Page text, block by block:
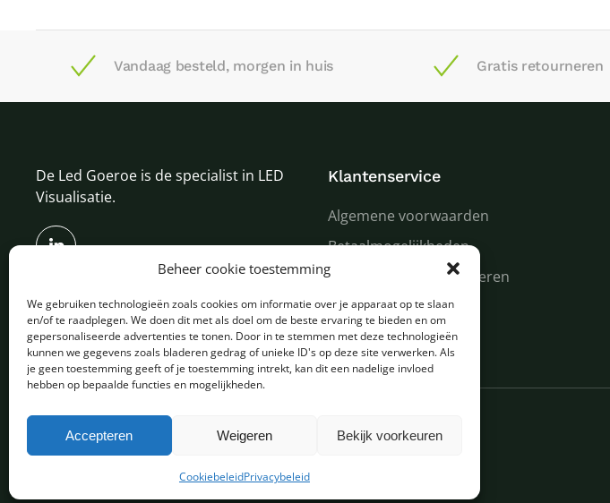
Beheer cookie toestemming
We gebruiken technologieën zoals cookies om informatie over je apparaat op te slaan
en/of te raadplegen. We doen dit met als doel om de beste ervaring te bieden en om
gepersonaliseerde advertenties te tonen. Door in te stemmen met deze technologieën
kunnen we gegevens zoals bladeren gedrag of unieke ID's op deze site verwerken. Als
je geen toestemming geeft of je toestemming intrekt, kan dit een nadelige invloed
hebben op bepaalde functies en mogelijkheden.
Accepteren Weigeren Bekijk voorkeuren
CookiebeleidPrivacybeleid
Vandaag besteld, morgen in huis Gratis retourneren
De Led Goeroe is de specialist in LED
Visualisatie.
Klantenservice
Algemene voorwaarden
Betaalmogelijkheden
Verzenden en retourneren
Garantie en service
Over ons
Copyright © 2025 - Alle rechten voorbehouden